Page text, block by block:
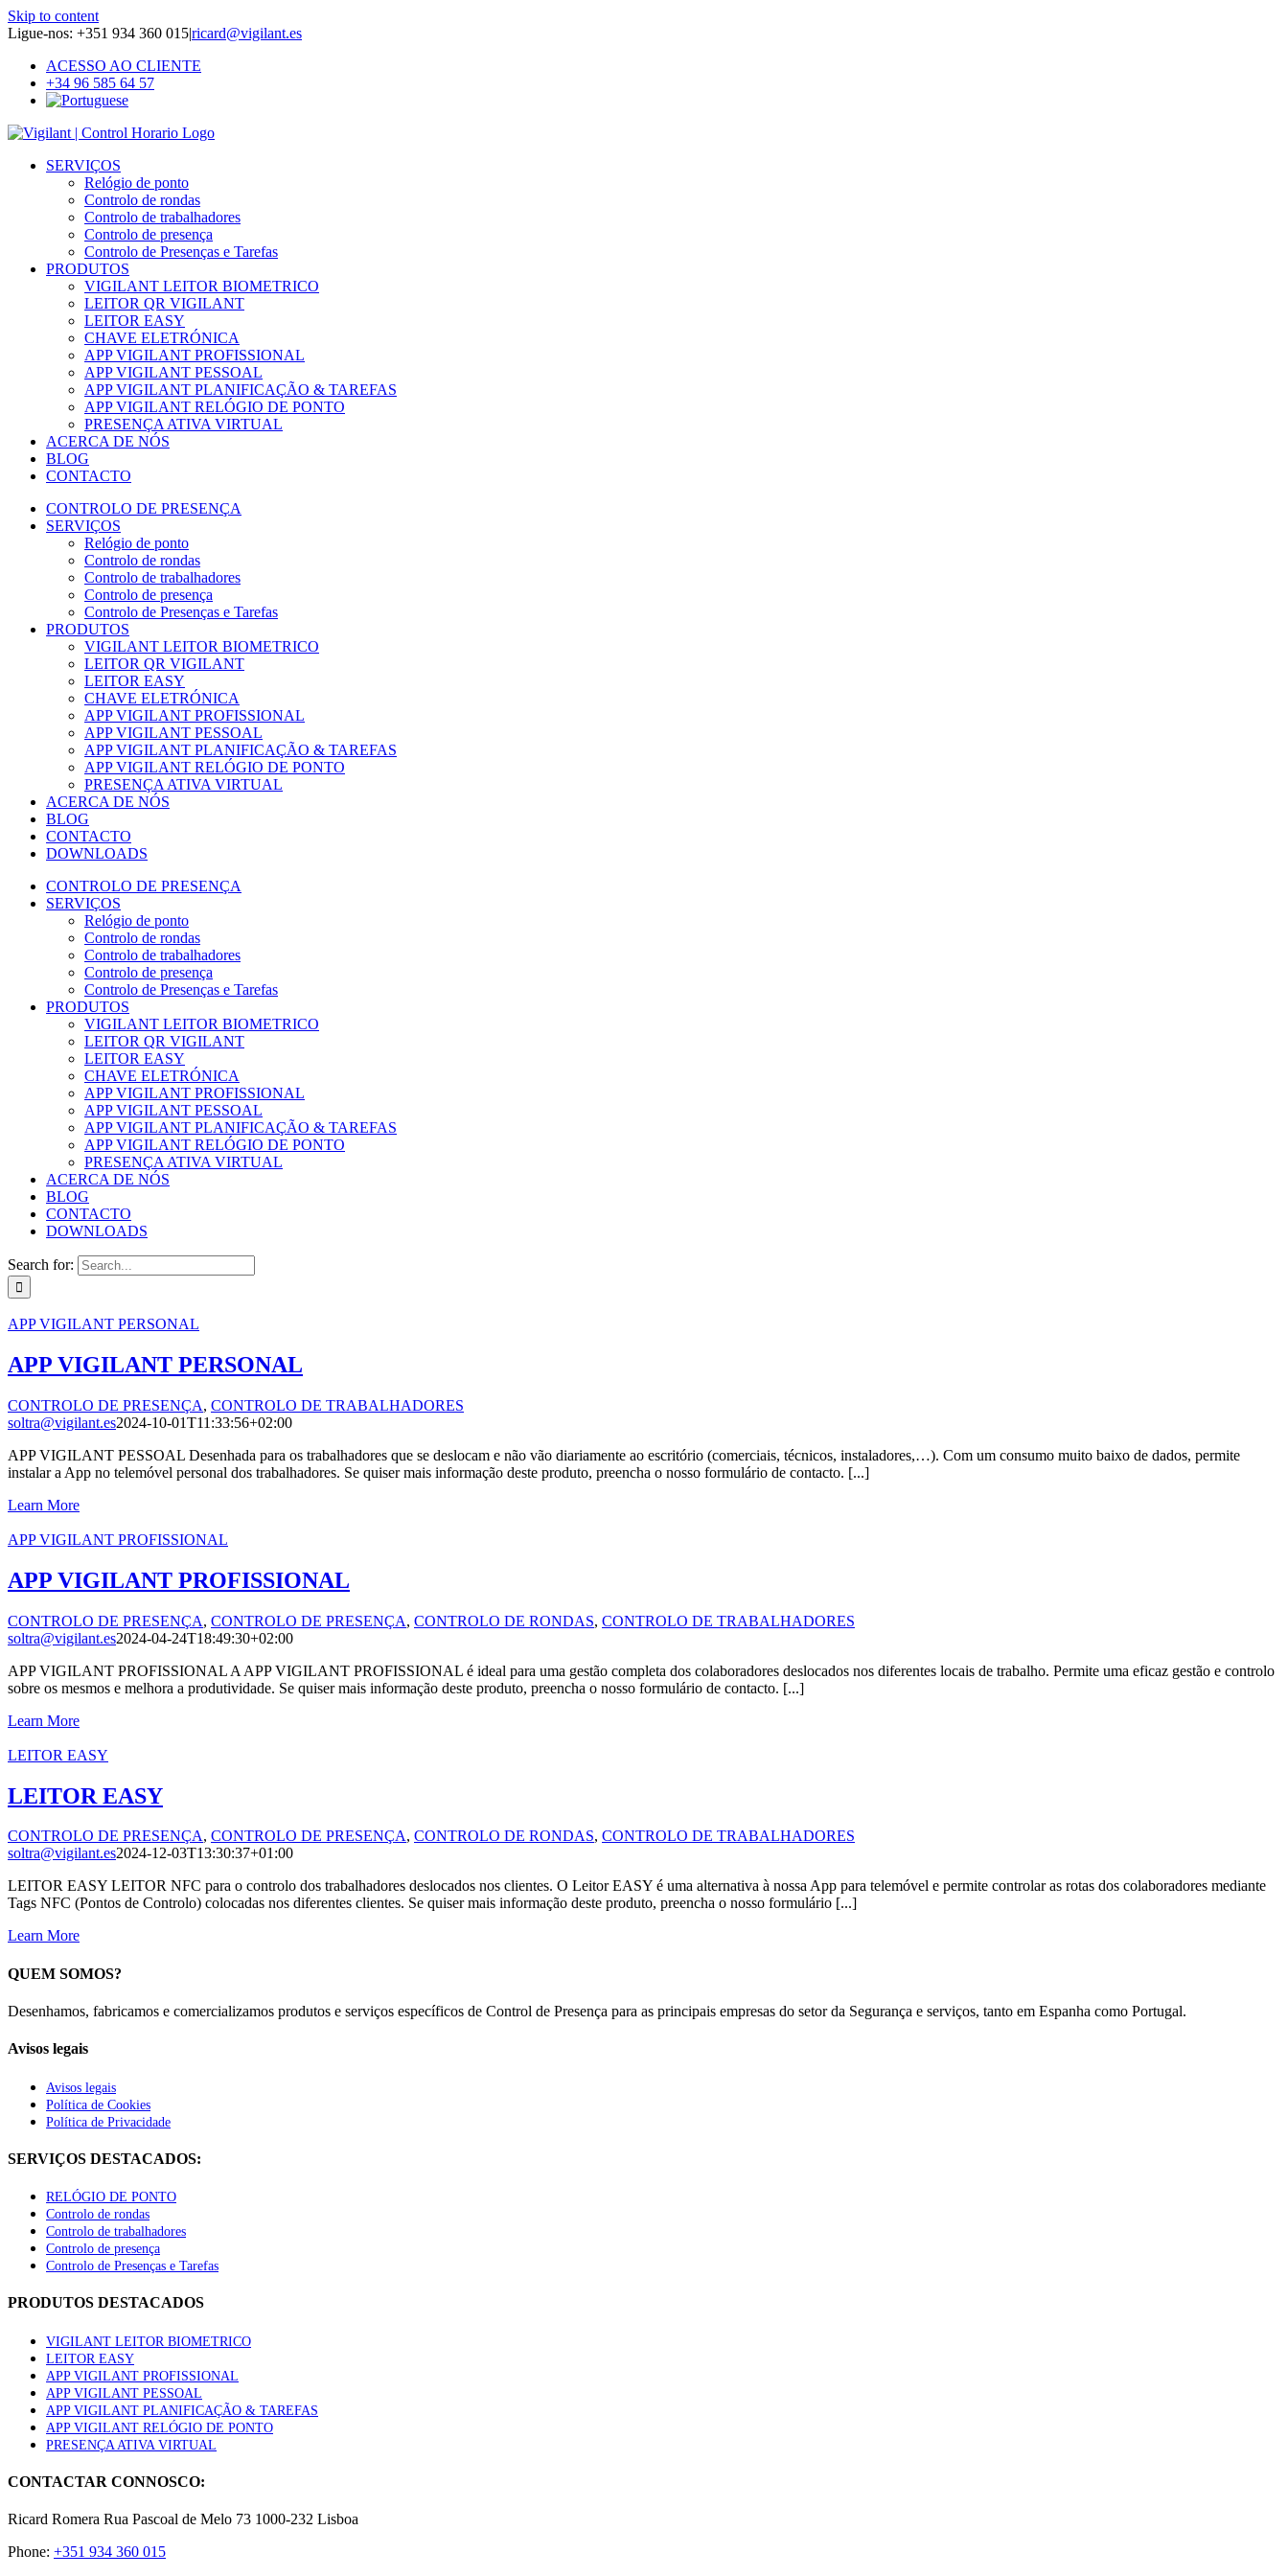
Skip to content
Ligue-nos: +351 934 360 015|ricard@vigilant.es
ACESSO AO CLIENTE
+34 96 585 64 57
SERVIÇOS
Relógio de ponto
Controlo de rondas
Controlo de trabalhadores
Controlo de presença
Controlo de Presenças e Tarefas
PRODUTOS
VIGILANT LEITOR BIOMETRICO
LEITOR QR VIGILANT
LEITOR EASY
CHAVE ELETRÓNICA
APP VIGILANT PROFISSIONAL
APP VIGILANT PESSOAL
APP VIGILANT PLANIFICAÇÃO & TAREFAS
APP VIGILANT RELÓGIO DE PONTO
PRESENÇA ATIVA VIRTUAL
ACERCA DE NÓS
BLOG
CONTACTO
CONTROLO DE PRESENÇA
SERVIÇOS
Relógio de ponto
Controlo de rondas
Controlo de trabalhadores
Controlo de presença
Controlo de Presenças e Tarefas
PRODUTOS
VIGILANT LEITOR BIOMETRICO
LEITOR QR VIGILANT
LEITOR EASY
CHAVE ELETRÓNICA
APP VIGILANT PROFISSIONAL
APP VIGILANT PESSOAL
APP VIGILANT PLANIFICAÇÃO & TAREFAS
APP VIGILANT RELÓGIO DE PONTO
PRESENÇA ATIVA VIRTUAL
ACERCA DE NÓS
BLOG
CONTACTO
DOWNLOADS
CONTROLO DE PRESENÇA
SERVIÇOS
Relógio de ponto
Controlo de rondas
Controlo de trabalhadores
Controlo de presença
Controlo de Presenças e Tarefas
PRODUTOS
VIGILANT LEITOR BIOMETRICO
LEITOR QR VIGILANT
LEITOR EASY
CHAVE ELETRÓNICA
APP VIGILANT PROFISSIONAL
APP VIGILANT PESSOAL
APP VIGILANT PLANIFICAÇÃO & TAREFAS
APP VIGILANT RELÓGIO DE PONTO
PRESENÇA ATIVA VIRTUAL
ACERCA DE NÓS
BLOG
CONTACTO
DOWNLOADS
Search for:
APP VIGILANT PERSONAL
APP VIGILANT PERSONAL
CONTROLO DE PRESENÇA, CONTROLO DE TRABALHADORES
soltra@vigilant.es2024-10-01T11:33:56+02:00
APP VIGILANT PESSOAL Desenhada para os trabalhadores que se deslocam e não vão diariamente ao escritório (comerciais, técnicos, instaladores,…). Com um consumo muito baixo de dados, permite
instalar a App no telemóvel personal dos trabalhadores. Se quiser mais informação deste produto, preencha o nosso formulário de contacto. [...]
Learn More
APP VIGILANT PROFISSIONAL
APP VIGILANT PROFISSIONAL
CONTROLO DE PRESENÇA, CONTROLO DE PRESENÇA, CONTROLO DE RONDAS, CONTROLO DE TRABALHADORES
soltra@vigilant.es2024-04-24T18:49:30+02:00
APP VIGILANT PROFISSIONAL A APP VIGILANT PROFISSIONAL é ideal para uma gestão completa dos colaboradores deslocados nos diferentes locais de trabalho. Permite uma eficaz gestão e controlo
sobre os mesmos e melhora a produtividade. Se quiser mais informação deste produto, preencha o nosso formulário de contacto. [...]
Learn More
LEITOR EASY
LEITOR EASY
CONTROLO DE PRESENÇA, CONTROLO DE PRESENÇA, CONTROLO DE RONDAS, CONTROLO DE TRABALHADORES
soltra@vigilant.es2024-12-03T13:30:37+01:00
LEITOR EASY LEITOR NFC para o controlo dos trabalhadores deslocados nos clientes. O Leitor EASY é uma alternativa à nossa App para telemóvel e permite controlar as rotas dos colaboradores mediante
Tags NFC (Pontos de Controlo) colocadas nos diferentes clientes. Se quiser mais informação deste produto, preencha o nosso formulário [...]
Learn More
QUEM SOMOS?
Desenhamos, fabricamos e comercializamos produtos e serviços específicos de Control de Presença para as principais empresas do setor da Segurança e serviços, tanto em Espanha como Portugal.
Avisos legais
Avisos legais
Política de Cookies
Política de Privacidade
SERVIÇOS DESTACADOS:
RELÓGIO DE PONTO
Controlo de rondas
Controlo de trabalhadores
Controlo de presença
Controlo de Presenças e Tarefas
PRODUTOS DESTACADOS
VIGILANT LEITOR BIOMETRICO
LEITOR EASY
APP VIGILANT PROFISSIONAL
APP VIGILANT PESSOAL
APP VIGILANT PLANIFICAÇÃO & TAREFAS
APP VIGILANT RELÓGIO DE PONTO
PRESENÇA ATIVA VIRTUAL
CONTACTAR CONNOSCO:
Ricard Romera Rua Pascoal de Melo 73 1000-232 Lisboa
Phone: +351 934 360 015